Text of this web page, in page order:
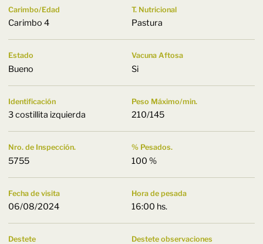
Carimbo/Edad
Carimbo 4
T. Nutricional
Pastura
Estado
Bueno
Vacuna Aftosa
Si
Identificación
3 costillita izquierda
Peso Máximo/min.
210/145
Nro. de Inspección.
5755
% Pesados.
100 %
Fecha de visita
06/08/2024
Hora de pesada
16:00 hs.
Destete Destete observaciones